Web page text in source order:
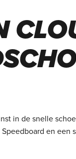
in de snelle
en een